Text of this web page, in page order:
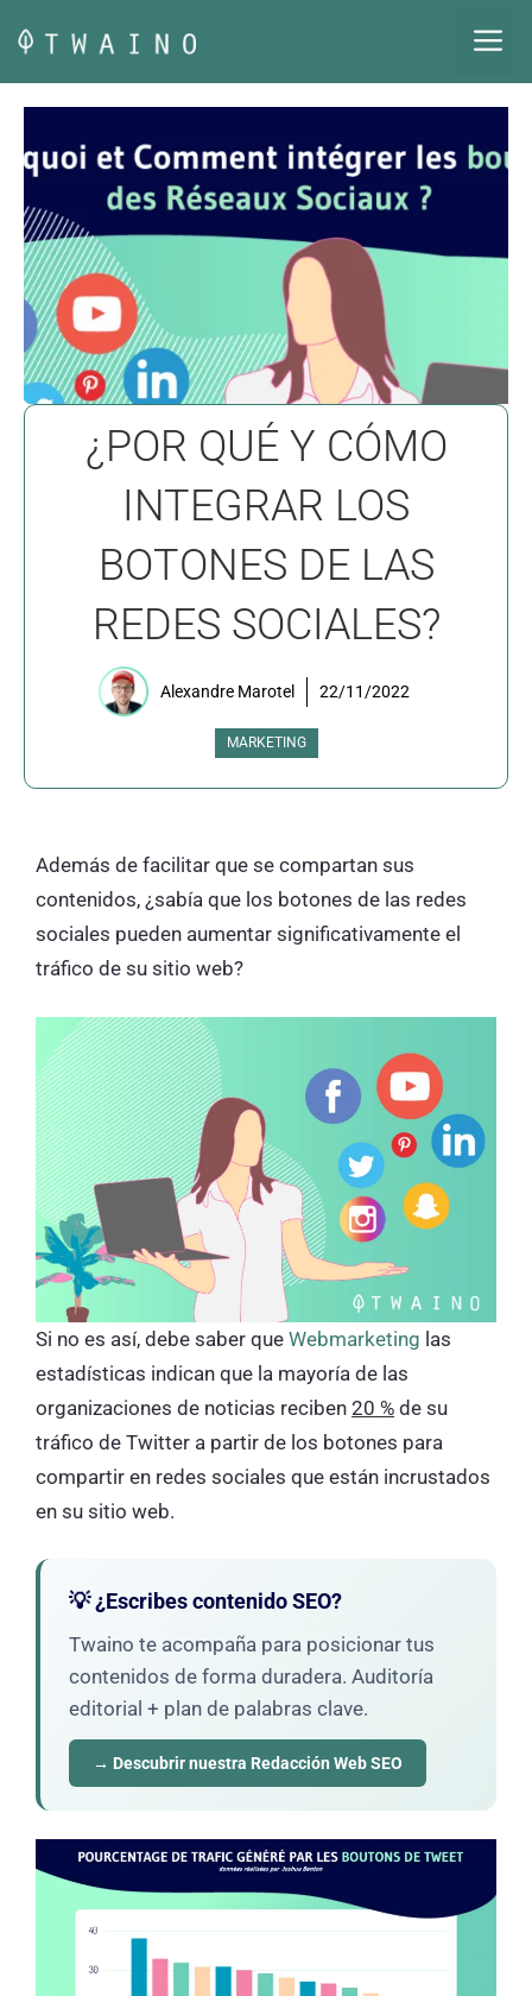
contenido
¿POR QUÉ Y CÓMO
INTEGRAR LOS
BOTONES DE LAS
REDES SOCIALES?
Alexandre Marotel 22/11/2022
MARKETING
Además de facilitar que se compartan sus
contenidos, ¿sabía que los botones de las redes
sociales pueden aumentar significativamente el
tráfico de su sitio web?
Si no es así, debe saber que Webmarketing las
estadísticas indican que la mayoría de las
organizaciones de noticias reciben 20 % de su
tráfico de Twitter a partir de los botones para
compartir en redes sociales que están incrustados
en su sitio web.
💡 ¿Escribes contenido SEO?
Twaino te acompaña para posicionar tus
contenidos de forma duradera. Auditoría
editorial + plan de palabras clave.
→ Descubrir nuestra Redacción Web SEO